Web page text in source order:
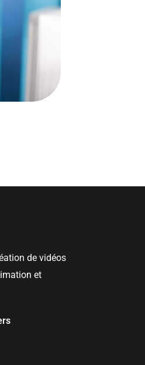
de vidéos
et